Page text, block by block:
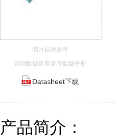
图片仅供参考
详细数据请看参考数据手册
Datasheet下载
产品简介：